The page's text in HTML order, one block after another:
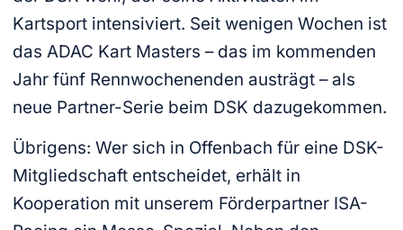
Kartsport intensiviert. Seit wenigen Wochen ist
das ADAC Kart Masters – das im kommenden
Jahr fünf Rennwochenenden austrägt – als
neue Partner-Serie beim DSK dazugekommen.
Übrigens: Wer sich in Offenbach für eine DSK-
Mitgliedschaft entscheidet, erhält in
Kooperation mit unserem Förderpartner ISA-